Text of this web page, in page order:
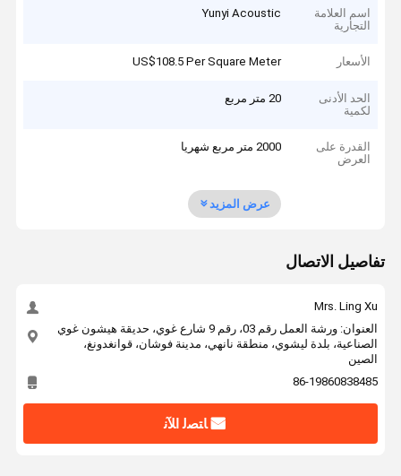
اسم العلامة
التجارية
Yunyi Acoustic
الأسعار US$108.5 Per Square Meter
الحد الأدنى
لكمية
20 متر مربع
القدرة على
العرض
2000 متر مربع شهريا
عرض المزيد
تفاصيل الاتصال
Mrs. Ling Xu
العنوان: ورشة العمل رقم 03، رقم 9 شارع غوي، حديقة هيشون غوي
الصناعية، بلدة ليشوي، منطقة نانهي، مدينة فوشان، قوانغدونغ،
الصين
86-19860838485
ﺎﺘﺼﻟ ﺍﻶﻧ